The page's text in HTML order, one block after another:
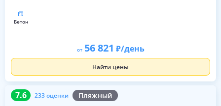
бетон
от 56 821 /день
Найти цены
7.6 233 оценки Пляжный
7.6 233 оценки